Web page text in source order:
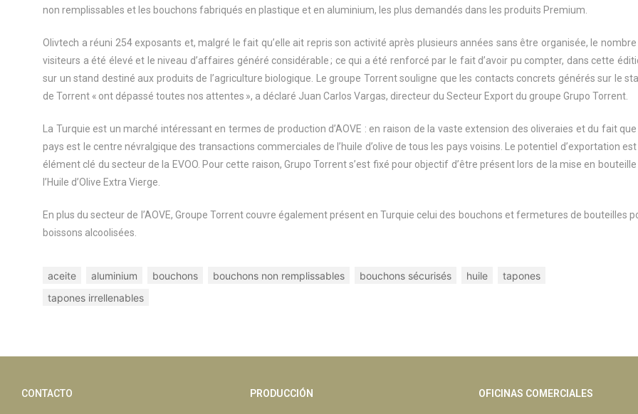
non remplissables et les bouchons fabriqués en plastique et en aluminium, les plus demandés dans les produits Premium.
Olivtech a réuni 254 exposants et, malgré le fait qu’elle ait repris son activité après plusieurs années sans être organisée, le nombre
visiteurs a été élevé et le niveau d’affaires généré considérable ; ce qui a été renforcé par le fait d’avoir pu compter, dans cette
sur un stand destiné aux produits de l’agriculture biologique. Le groupe Torrent souligne que les contacts concrets générés sur le
de Torrent « ont dépassé toutes nos attentes », a déclaré Juan Carlos Vargas, directeur du Secteur Export du groupe Grupo Torrent.
La Turquie est un marché intéressant en termes de production d’AOVE : en raison de la vaste extension des oliveraies et du fait que
pays est le centre névralgique des transactions commerciales de l’huile d’olive de tous les pays voisins. Le potentiel d’exportation est
élément clé du secteur de la EVOO. Pour cette raison, Grupo Torrent s’est fixé pour objectif d’être présent lors de la mise en bouteille
l’Huile d’Olive Extra Vierge.
En plus du secteur de l’AOVE, Groupe Torrent couvre également présent en Turquie celui des bouchons et fermetures de bouteilles
boissons alcoolisées.
aceite aluminium bouchons bouchons non remplissables bouchons sécurisés huile
tapones
tapones irrellenables
CONTACTO PRODUCCIÓN OFICINAS COMERCIALES